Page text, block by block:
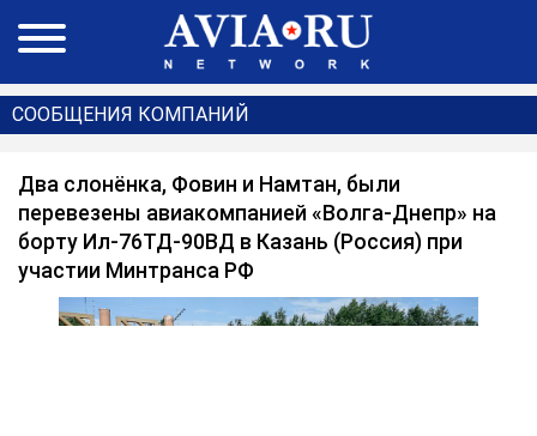
СООБЩЕНИЯ КОМПАНИЙ
Два слонёнка, Фовин и Намтан, были
перевезены авиакомпанией «Волга-Днепр» на
борту Ил-76ТД-90ВД в Казань (Россия) при
участии Минтранса РФ